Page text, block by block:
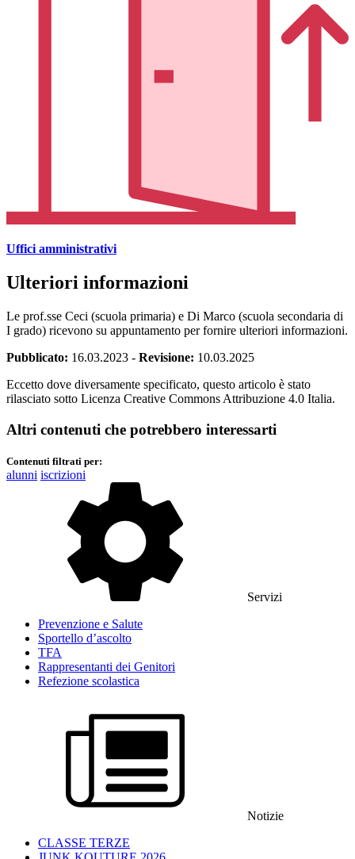
Uffici amministrativi
Ulteriori informazioni
Le prof.sse Ceci (scuola primaria) e Di Marco (scuola secondaria di
I grado) ricevono su appuntamento per fornire ulteriori informazioni.
Pubblicato: 16.03.2023 - Revisione: 10.03.2025
Eccetto dove diversamente specificato, questo articolo è stato
rilasciato sotto Licenza Creative Commons Attribuzione 4.0 Italia.
Altri contenuti che potrebbero interessarti
Contenuti filtrati per:
alunni iscrizioni
Servizi
Prevenzione e Salute
Sportello d’ascolto
TFA
Rappresentanti dei Genitori
Refezione scolastica
Notizie
CLASSE TERZE